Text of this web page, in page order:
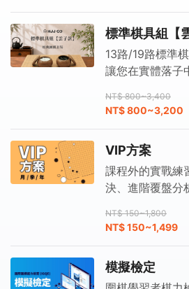
標準棋具組【
13路/19路標準
讓您在實體落子
NT$ 800~3,400
NT$ 800~3,200
VIP方案
課程外的實戰練
決、進階覆盤分
NT$ 150~1,800
NT$ 150~1,499
模擬檢定